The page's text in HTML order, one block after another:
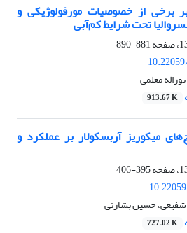
برخی از خصوصیات مورفولوژیکی و
تحت شرایط کم‌آبی
881-890
معلمی
913.67 K
میکوریز آربسکولار بر عملکرد و
395-406
شفیعی، حسین بشارتی
727.02 K